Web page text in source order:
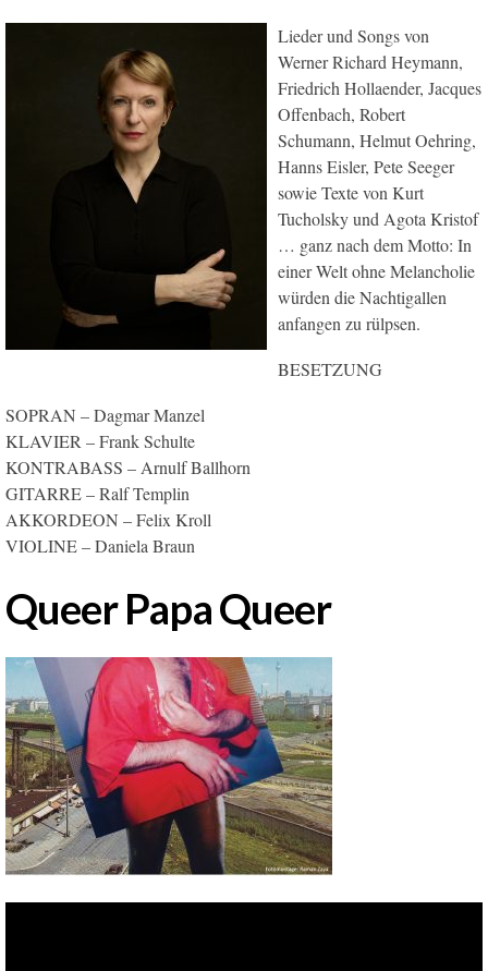
Lieder und Songs von
Werner Richard Heymann,
Friedrich Hollaender, Jacques
Offenbach, Robert
Schumann, Helmut Oehring,
Hanns Eisler, Pete Seeger
sowie Texte von Kurt
Tucholsky und Agota Kristof
… ganz nach dem Motto: In
einer Welt ohne Melancholie
würden die Nachtigallen
anfangen zu rülpsen.
BESETZUNG
SOPRAN – Dagmar Manzel
KLAVIER – Frank Schulte
KONTRABASS – Arnulf Ballhorn
GITARRE – Ralf Templin
AKKORDEON – Felix Kroll
VIOLINE – Daniela Braun
Queer Papa Queer